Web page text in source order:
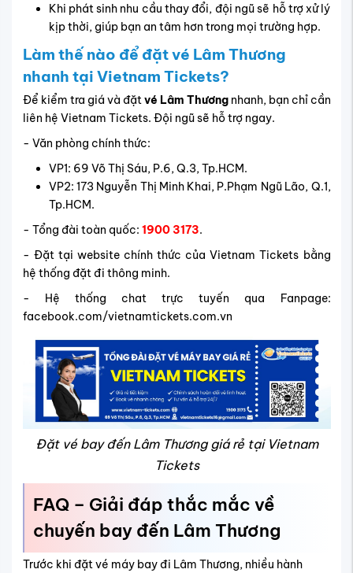
Khi phát sinh nhu cầu thay đổi, đội ngũ sẽ hỗ trợ xử lý
kịp thời, giúp bạn an tâm hơn trong mọi trường hợp.
Làm thế nào để đặt vé Lâm Thương
nhanh tại Vietnam Tickets?
Để kiểm tra giá và đặt vé Lâm Thươngnhanh, bạn chỉ cần
liên hệ Vietnam Tickets. Đội ngũ sẽ hỗ trợ ngay.
- Văn phòng chính thức:
VP1: 69 Võ Thị Sáu, P.6, Q.3, Tp.HCM.
VP2: 173 Nguyễn Thị Minh Khai, P.Phạm Ngũ Lão, Q.1,
Tp.HCM.
- Tổng đài toàn quốc: 1900 3173.
- Đặt tại website chính thức của Vietnam Tickets bằng
hệ thống đặt đi thông minh.
- Hệ thống chat trực tuyến qua Fanpage:
facebook.com/vietnamtickets.com.vn
Đặt vé bay đến Lâm Thương giá rẻ tại Vietnam
Tickets
FAQ – Giải đáp thắc mắc về
chuyến bay đến Lâm Thương
Trước khi đặt vé máy bay đi Lâm Thương, nhiều hành